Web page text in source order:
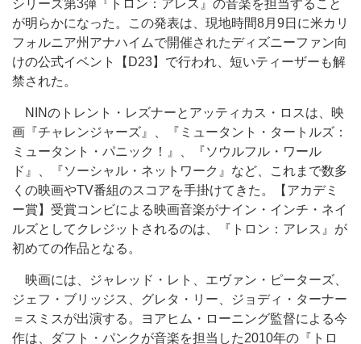
シリーズ第3弾『トロン：アレス』の音楽を担当すること
が明らかになった。この発表は、現地時間8月9日に米カリ
フォルニア州アナハイムで開催されたディズニーファン向
けの公式イベント【D23】で行われ、短いティーザーも解
禁された。
NINのトレント・レズナーとアッティカス・ロスは、映
画『チャレンジャーズ』、『ミュータント・タートルズ：
ミュータント・パニック！』、『ソウルフル・ワール
ド』、『ソーシャル・ネットワーク』など、これまで数多
くの映画やTV番組のスコアを手掛けてきた。【アカデミ
ー賞】受賞コンビによる映画音楽がナイン・インチ・ネイ
ルズとしてクレジットされるのは、『トロン：アレス』が
初めての作品となる。
映画には、ジャレッド・レト、エヴァン・ピーターズ、
ジェフ・ブリッジス、グレタ・リー、ジョディ・ターナー
＝スミスが出演する。ヨアヒム・ローニング監督による今
作は、ダフト・パンクが音楽を担当した2010年の『トロ